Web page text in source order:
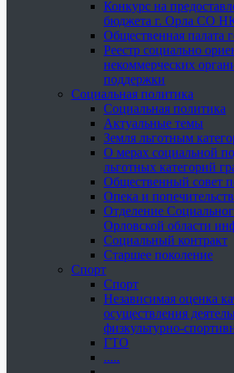
Конкурс на
бюджета г. Орла СО
Общественная палата
Реестр социально
некоммерческих
поддержки
Социальная политика
Социальная политика
Актуальные темы
Земля льготным
О мерах социальной
льготных категорий
Общественный совет
Опека и
Отделение
Орловской области
Социальный контракт
Старшее поколение
Спорт
Спорт
Независимая оценка
осуществления
физкультурно-
ГТО
.....